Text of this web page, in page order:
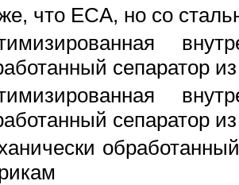
что ECA, но со
сепаратор
сепаратор